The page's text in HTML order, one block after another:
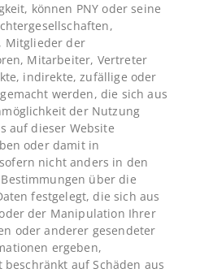
können PNY oder seine
Mitglieder der
Mitarbeiter, Vertreter
indirekte, zufällige oder
werden, die sich aus
der Nutzung
auf dieser Website
oder damit in
nicht anders in den
über die
festgelegt, die sich aus
der Manipulation Ihrer
oder anderer gesendeter
ergeben,
auf Schäden aus